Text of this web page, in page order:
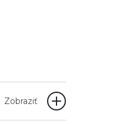
Zobraziť